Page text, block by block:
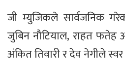
जी म्युजिकले सार्वजनिक
जुबिन नौटियाल, राहत
अंकित तिवारी र देव नेगीले